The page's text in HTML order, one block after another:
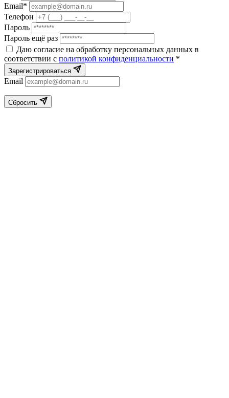
Email*
Телефон
Пароль
Пароль ещё раз
Даю согласие на обработку персональных данных в
соответствии с политикой конфиденциальности *
Зарегистрироваться
Email
Сбросить